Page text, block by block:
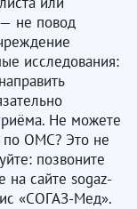
не повод
исследования:
Не можете
по ОМС? Это не
позвоните
на сайте sogaz-
«СОГАЗ-Мед».